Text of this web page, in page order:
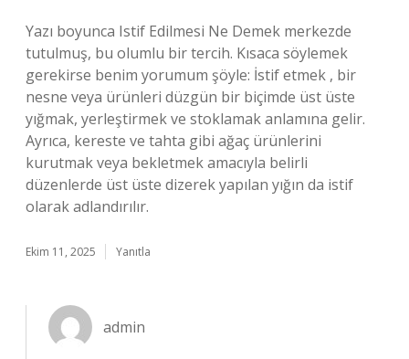
Yazı boyunca Istif Edilmesi Ne Demek merkezde
tutulmuş, bu olumlu bir tercih. Kısaca söylemek
gerekirse benim yorumum şöyle: İstif etmek , bir
nesne veya ürünleri düzgün bir biçimde üst üste
yığmak, yerleştirmek ve stoklamak anlamına gelir.
Ayrıca, kereste ve tahta gibi ağaç ürünlerini
kurutmak veya bekletmek amacıyla belirli
düzenlerde üst üste dizerek yapılan yığın da istif
olarak adlandırılır.
Ekim 11, 2025 Yanıtla
admin